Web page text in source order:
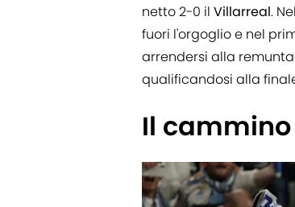
netto 2-0 il Villarreal.
fuori l'orgoglio e nel
arrendersi alla
qualificandosi alla
Il